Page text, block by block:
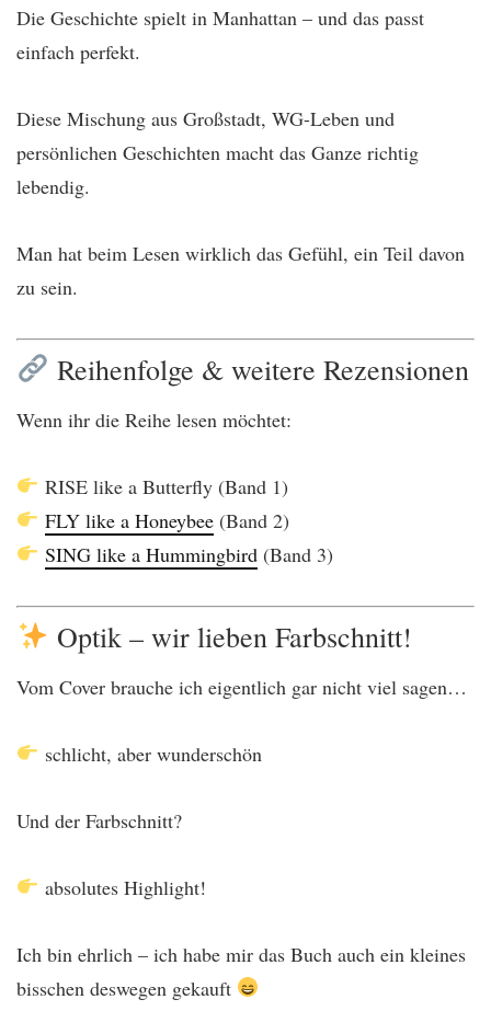
Die Geschichte spielt in Manhattan – und das passt
einfach perfekt.
Diese Mischung aus Großstadt, WG-Leben und
persönlichen Geschichten macht das Ganze richtig
lebendig.
Man hat beim Lesen wirklich das Gefühl, ein Teil davon
zu sein.
Reihenfolge & weitere Rezensionen
Wenn ihr die Reihe lesen möchtet:
RISE like a Butterfly (Band 1)
FLY like a Honeybee(Band 2)
SING like a Hummingbird(Band 3)
Optik – wir lieben Farbschnitt!
Vom Cover brauche ich eigentlich gar nicht viel sagen…
schlicht, aber wunderschön
Und der Farbschnitt?
absolutes Highlight!
Ich bin ehrlich – ich habe mir das Buch auch ein kleines
bisschen deswegen gekauft